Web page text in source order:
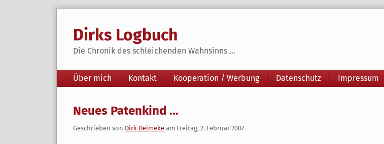
Dirks Logbuch
Die Chronik des schleichenden Wahnsinns ...
Navigation
Über mich Kontakt Kooperation / Werbung Datenschutz Impressum
Neues Patenkind ...
Geschrieben von Dirk Deimeke am Freitag, 2. Februar 2007